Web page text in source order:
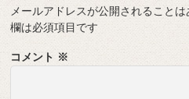
メールアドレスが公開されることは
欄は必須項目です
コメント ※